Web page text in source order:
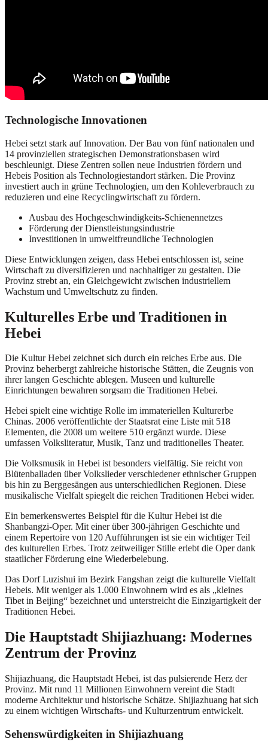
Technologische Innovationen
Hebei setzt stark auf Innovation. Der Bau von fünf nationalen und
14 provinziellen strategischen Demonstrationsbasen wird
beschleunigt. Diese Zentren sollen neue Industrien fördern und
Hebeis Position als Technologiestandort stärken. Die Provinz
investiert auch in grüne Technologien, um den Kohleverbrauch zu
reduzieren und eine Recyclingwirtschaft zu fördern.
Ausbau des Hochgeschwindigkeits-Schienennetzes
Förderung der Dienstleistungsindustrie
Investitionen in umweltfreundliche Technologien
Diese Entwicklungen zeigen, dass Hebei entschlossen ist, seine
Wirtschaft zu diversifizieren und nachhaltiger zu gestalten. Die
Provinz strebt an, ein Gleichgewicht zwischen industriellem
Wachstum und Umweltschutz zu finden.
Kulturelles Erbe und Traditionen in
Hebei
Die Kultur Hebei zeichnet sich durch ein reiches Erbe aus. Die
Provinz beherbergt zahlreiche historische Stätten, die Zeugnis von
ihrer langen Geschichte ablegen. Museen und kulturelle
Einrichtungen bewahren sorgsam die Traditionen Hebei.
Hebei spielt eine wichtige Rolle im immateriellen Kulturerbe
Chinas. 2006 veröffentlichte der Staatsrat eine Liste mit 518
Elementen, die 2008 um weitere 510 ergänzt wurde. Diese
umfassen Volksliteratur, Musik, Tanz und traditionelles Theater.
Die Volksmusik in Hebei ist besonders vielfältig. Sie reicht von
Blütenballaden über Volkslieder verschiedener ethnischer Gruppen
bis hin zu Berggesängen aus unterschiedlichen Regionen. Diese
musikalische Vielfalt spiegelt die reichen Traditionen Hebei wider.
Ein bemerkenswertes Beispiel für die Kultur Hebei ist die
Shanbangzi-Oper. Mit einer über 300-jährigen Geschichte und
einem Repertoire von 120 Aufführungen ist sie ein wichtiger Teil
des kulturellen Erbes. Trotz zeitweiliger Stille erlebt die Oper dank
staatlicher Förderung eine Wiederbelebung.
Das Dorf Luzishui im Bezirk Fangshan zeigt die kulturelle Vielfalt
Hebeis. Mit weniger als 1.000 Einwohnern wird es als „kleines
Tibet in Beijing“ bezeichnet und unterstreicht die Einzigartigkeit der
Traditionen Hebei.
Die Hauptstadt Shijiazhuang: Modernes
Zentrum der Provinz
Shijiazhuang, die Hauptstadt Hebei, ist das pulsierende Herz der
Provinz. Mit rund 11 Millionen Einwohnern vereint die Stadt
moderne Architektur und historische Schätze. Shijiazhuang hat sich
zu einem wichtigen Wirtschafts- und Kulturzentrum entwickelt.
Sehenswürdigkeiten in Shijiazhuang